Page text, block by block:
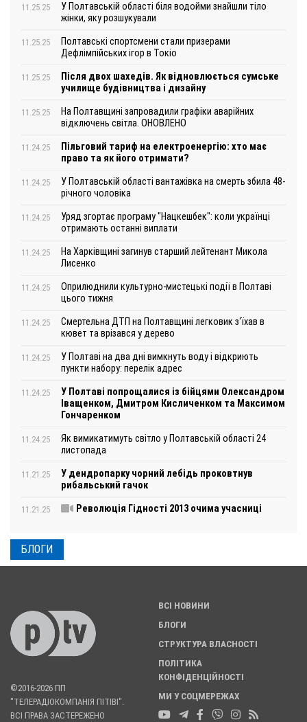
11.25.25
У Полтавській області біля водойми знайшли тіло
жінки, яку розшукували
11.25.25
Полтавські спортсмени стали призерами
Дефлімпійських ігор в Токіо
11.25.25
Після двох шахедів. Як відновлюється сумське
училище будівництва і дизайну
11.25.25
На Полтавщині запровадили графіки аварійних
відключень світла. ОНОВЛЕНО
11.24.25
Пільговий тариф на електроенергію: хто має
право та як його отримати?
11.24.25
У Полтавській області вантажівка на смерть збила 48-
річного чоловіка
11.24.25
Уряд згортає програму "Нацкешбек": коли українці
отримають останні виплати
11.24.25
На Харківщині загинув старший лейтенант Микола
Лисенко
11.24.25
Оприлюднили культурно-мистецькі події в Полтаві
цього тижня
11.24.25
Смертельна ДТП на Полтавщині легковик з‘їхав в
кювет та врізався у дерево
11.24.25
У Полтаві на два дні вимкнуть воду і відкриють
пункти набору: перелік адрес
11.24.25
У Полтаві попрощалися із бійцями Олександром
Іващенком, Дмитром Кисличенком та Максимом
Гончаренком
11.24.25
Як вимикатимуть світло у Полтавській області 24
листопада
11.21.25
У дендропарку чорний лебідь проковтнув
рибальський гачок
11.21.25 Революція Гідності 2013 очима учасниці
БЛОГИ
©2016-2026 ПП
"ТЕЛЕРАДІОКОМПАНІЯ ПІТІВІ".
ВСІ ПРАВА ЗАСТЕРЕЖЕНО
ВСІ НОВИНИ
БЛОГИ
СТРУКТУРА ВЛАСНОСТІ
ПОЛІТИКА
КОНФІДЕНЦІЙНОСТІ
МИ У СОЦМЕРЕЖАХ